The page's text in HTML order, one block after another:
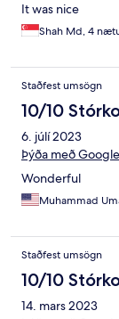
It was nice
Shah Md, 4
Staðfest umsögn
10/10
6. júlí 2023
Þýða með Google
Wonderful
Muhammad
Staðfest umsögn
10/10
14. mars 2023